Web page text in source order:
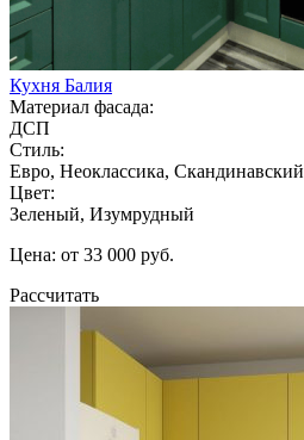
Кухня Балия
Материал фасада:
ДСП
Стиль:
Евро, Неоклассика, Скандинавский
Цвет:
Зеленый, Изумрудный
Цена: от 33 000 руб.
Рассчитать